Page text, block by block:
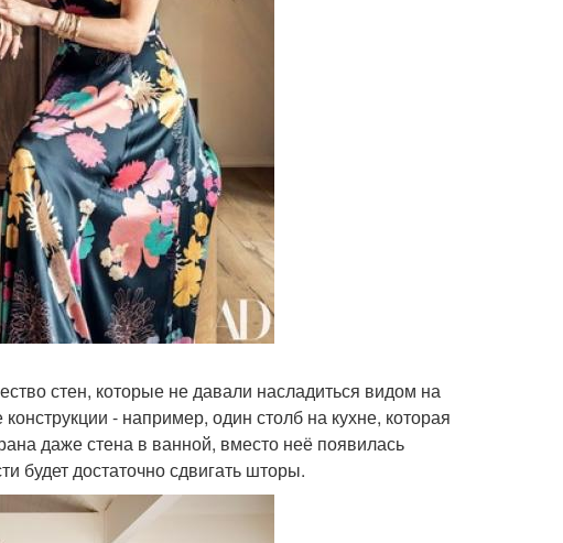
стен, которые не давали насладиться видом на
- например, один столб на кухне, которая
даже стена в ванной, вместо неё появилась
будет достаточно сдвигать шторы.